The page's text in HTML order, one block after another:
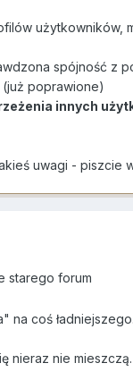
użytkowników,
spójność z
poprawione)
innych
uwagi - piszcie
starego forum
na coś ładniejszego.
nieraz nie mieszczą.